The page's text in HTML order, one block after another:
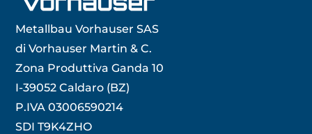
Metallbau Vorhauser SAS
di Vorhauser Martin & C.
Zona Produttiva Ganda 10
I-39052 Caldaro (BZ)
P.IVA 03006590214
SDI T9K4ZHO